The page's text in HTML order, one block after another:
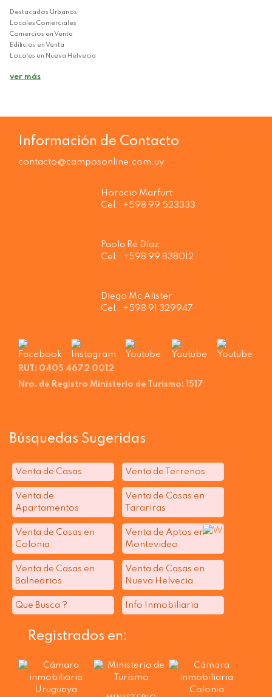
Destacados Urbanos
Locales Comerciales
Comercios en Venta
Edificios en Venta
Locales en Nueva Helvecia
ver más
Información de Contacto
contacto@camposonline.com.uy
Horacio Marfurt
Cel.: +598 99 523333
Paola Ré Díaz
Cel.: +598 99 838012
Diego Mc Alister
Cel.: +598 91 329947
RUT: 0405 4672 0012
Nro. de Registro Ministerio de Turismo: 1517
Búsquedas Sugeridas
Venta de Casas Venta de Terrenos
Venta de
Apartamentos
Venta de Casas en
Tarariras
Venta de Casas en
Colonia
Venta de Aptos en
Montevideo
Venta de Casas en
Balnearios
Venta de Casas en
Nueva Helvecia
Que Busca ? Info Inmobiliaria
Registrados en: